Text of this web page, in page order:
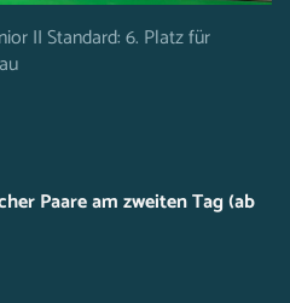
II Standard: 6. Platz für
Paare am zweiten Tag (ab